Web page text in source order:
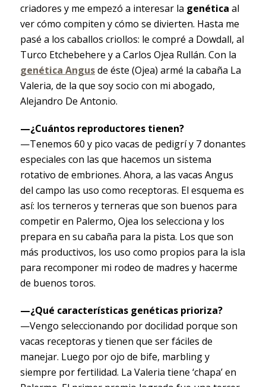
criadores y me empezó a interesar la genética al
ver cómo compiten y cómo se divierten. Hasta me
pasé a los caballos criollos: le compré a Dowdall, al
Turco Etchebehere y a Carlos Ojea Rullán. Con la
genética Angusde éste (Ojea) armé la cabaña La
Valeria, de la que soy socio con mi abogado,
Alejandro De Antonio.
—¿Cuántos reproductores tienen?
—Tenemos 60 y pico vacas de pedigrí y 7 donantes
especiales con las que hacemos un sistema
rotativo de embriones. Ahora, a las vacas Angus
del campo las uso como receptoras. El esquema es
así: los terneros y terneras que son buenos para
competir en Palermo, Ojea los selecciona y los
prepara en su cabaña para la pista. Los que son
más productivos, los uso como propios para la isla
para recomponer mi rodeo de madres y hacerme
de buenos toros.
—¿Qué características genéticas prioriza?
—Vengo seleccionando por docilidad porque son
vacas receptoras y tienen que ser fáciles de
manejar. Luego por ojo de bife, marbling y
siempre por fertilidad. La Valeria tiene ‘chapa’ en